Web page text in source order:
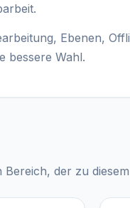
Ebenen,
bessere Wahl.
der zu